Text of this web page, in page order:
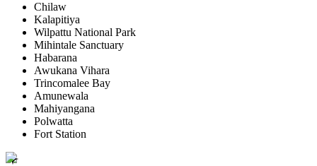
Chilaw
Kalapitiya
Wilpattu National Park
Mihintale Sanctuary
Habarana
Awukana Vihara
Trincomalee Bay
Amunewala
Mahiyangana
Polwatta
Fort Station